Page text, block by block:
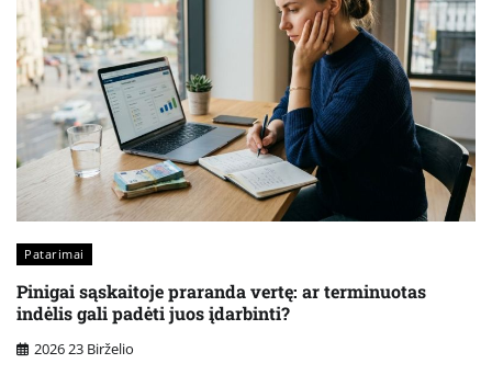
Patarimai
Pinigai sąskaitoje praranda vertę: ar terminuotas
indėlis gali padėti juos įdarbinti?
2026 23 Birželio